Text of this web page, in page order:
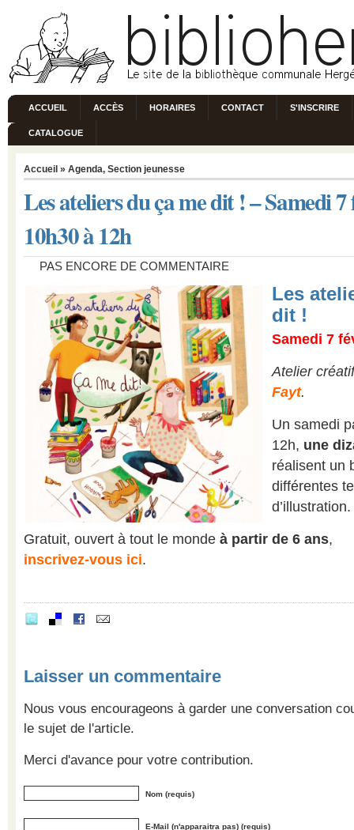
ACCUEIL ACCÈS HORAIRES CONTACT S'INSCRIRE
CATALOGUE
Accueil » Agenda, Section jeunesse
Les ateliers du ça me dit ! – Samedi
10h30 à 12h
PAS ENCORE DE COMMENTAIRE
Les
dit !
Samedi 7
Atelier
Fayt.
Un samedi
12h, une
réalisent un
différentes
d’illustration.
Gratuit, ouvert à tout le monde à partir de 6 ans,
inscrivez-vous ici.
Laisser un commentaire
Nous vous encourageons à garder une conversation
le sujet de l'article.
Merci d'avance pour votre contribution.
Nom (requis)
E-Mail (n'apparaitra pas) (requis)